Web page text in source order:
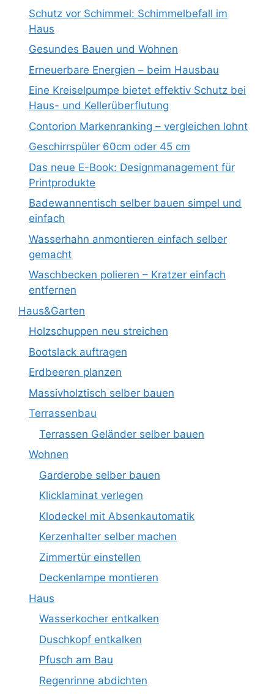
Schutz vor Schimmel: Schimmelbefall im
Haus
Gesundes Bauen und Wohnen
Erneuerbare Energien – beim Hausbau
Eine Kreiselpumpe bietet effektiv Schutz bei
Haus- und Kellerüberflutung
Contorion Markenranking – vergleichen lohnt
Geschirrspüler 60cm oder 45 cm
Das neue E-Book: Designmanagement für
Printprodukte
Badewannentisch selber bauen simpel und
einfach
Wasserhahn anmontieren einfach selber
gemacht
Waschbecken polieren – Kratzer einfach
entfernen
Haus&Garten
Holzschuppen neu streichen
Bootslack auftragen
Erdbeeren planzen
Massivholztisch selber bauen
Terrassenbau
Terrassen Geländer selber bauen
Wohnen
Garderobe selber bauen
Klicklaminat verlegen
Klodeckel mit Absenkautomatik
Kerzenhalter selber machen
Zimmertür einstellen
Deckenlampe montieren
Haus
Wasserkocher entkalken
Duschkopf entkalken
Pfusch am Bau
Regenrinne abdichten